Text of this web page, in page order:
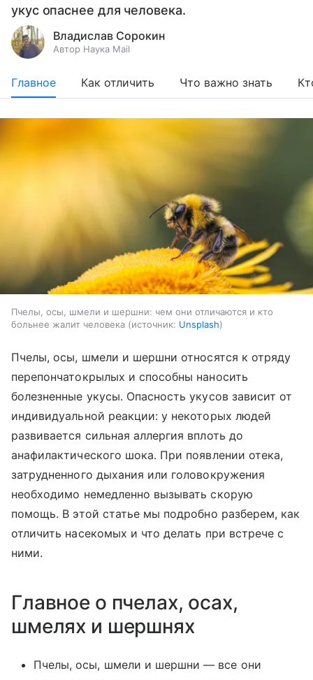
укус опаснее для человека.
Владислав Сорокин
Автор Наука Mail
Главное Как отличить Что важно знать
Пчелы, осы, шмели и шершни: чем они отличаются и кто
больнее жалит человека
источник: Unsplash
Пчелы, осы, шмели и шершни относятся к отряду
перепончатокрылых и способны наносить
болезненные укусы. Опасность укусов зависит от
индивидуальной реакции: у некоторых людей
развивается сильная аллергия вплоть до
анафилактического шока. При появлении отека,
затрудненного дыхания или головокружения
необходимо немедленно вызывать скорую
помощь. В этой статье мы подробно разберем, как
отличить насекомых и что делать при встрече с
ними.
Главное о пчелах, осах,
шмелях и шершнях
Пчелы, осы, шмели и шершни — все они